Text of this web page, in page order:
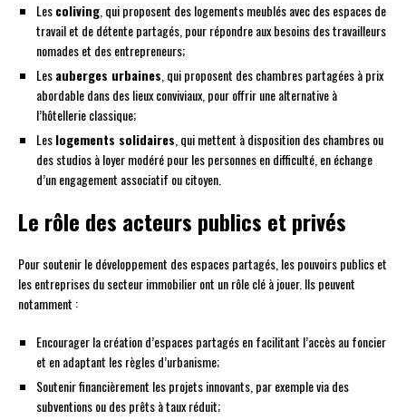
Lescoliving , qui proposent des logements meublés avec des espaces de
travail et de détente partagés, pour répondre aux besoins des travailleurs
nomades et des entrepreneurs;
Lesauberges urbaines , qui proposent des chambres partagées à prix
abordable dans des lieux conviviaux, pour offrir une alternative à
l’hôtellerie classique;
Leslogements solidaires , qui mettent à disposition des chambres ou
des studios à loyer modéré pour les personnes en difficulté, en échange
d’un engagement associatif ou citoyen.
Le rôle des acteurs publics et privés
Pour soutenir le développement des espaces partagés, les pouvoirs publics et
les entreprises du secteur immobilier ont un rôle clé à jouer. Ils peuvent
notamment :
Encourager la création d’espaces partagés en facilitant l’accès au foncier
et en adaptant les règles d’urbanisme;
Soutenir financièrement les projets innovants, par exemple via des
subventions ou des prêts à taux réduit;